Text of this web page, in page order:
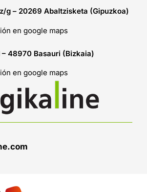
g – 20269 Abaltzisketa (Gipuzkoa)
en google maps
– 48970 Basauri (Bizkaia)
en google maps